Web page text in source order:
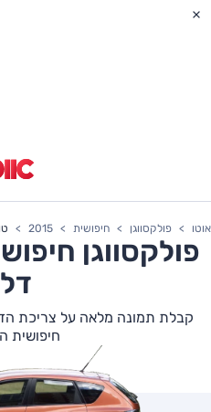
אוטו פולקסווגן חיפושית 2015
פולקסווגן
קבלת תמונה מלאה על צריכת
חיפושית